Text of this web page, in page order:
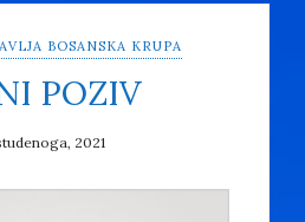
BOSANSKA KRUPA
POZIV
2021